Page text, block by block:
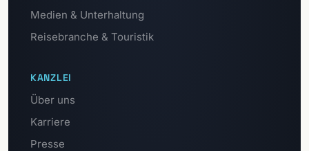
Medien & Unterhaltung
Reisebranche & Touristik
KANZLEI
Über uns
Karriere
Presse